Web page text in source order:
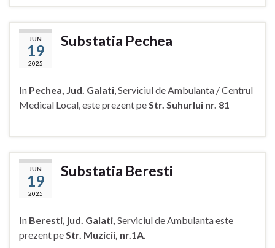
JUN
19
2025
Substatia Pechea
In Pechea, Jud. Galati, Serviciul de Ambulanta / Centrul
Medical Local, este prezent peStr. Suhurlui nr. 81
JUN
19
2025
Substatia Beresti
In Beresti, jud. Galati, Serviciul de Ambulanta este
prezent peStr. Muzicii, nr.1A.